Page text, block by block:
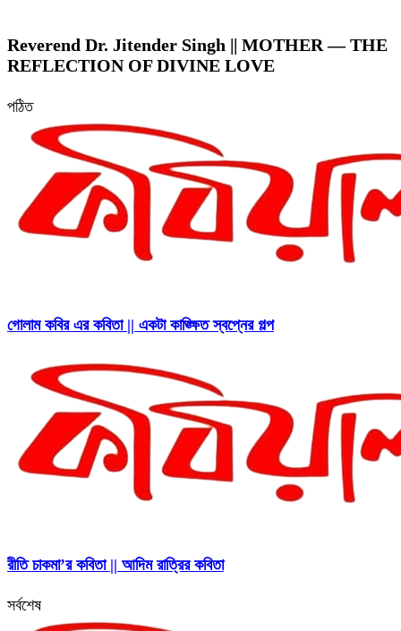
Reverend Dr. Jitender Singh || MOTHER — THE
REFLECTION OF DIVINE LOVE
পঠিত
গোলাম কবির এর কবিতা || একটা কাঙ্ক্ষিত স্বপ্নের গল্প
রীতি চাকমা’র কবিতা || আদিম রাত্রির কবিতা
সর্বশেষ